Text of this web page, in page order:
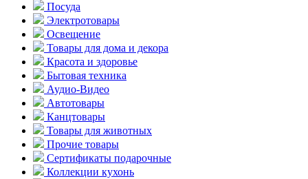
Посуда
Электротовары
Освещение
Товары для дома и декора
Красота и здоровье
Бытовая техника
Аудио-Видео
Автотовары
Канцтовары
Товары для животных
Прочие товары
Сертификаты подарочные
Коллекции кухонь